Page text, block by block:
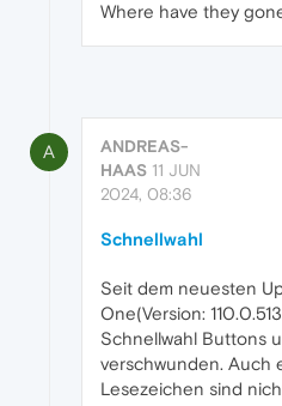
Where have they
A
ANDREAS-
HAAS 11 JUN
2024, 08:36
Schnellwahl
Seit dem neuesten
One(Version:
Schnellwahl Buttons
verschwunden. Auch
Lesezeichen sind